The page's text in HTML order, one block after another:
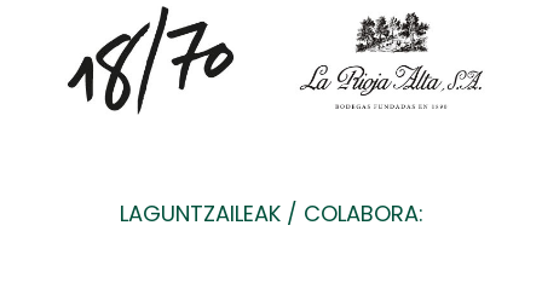
LAGUNTZAILEAK / COLABORA: